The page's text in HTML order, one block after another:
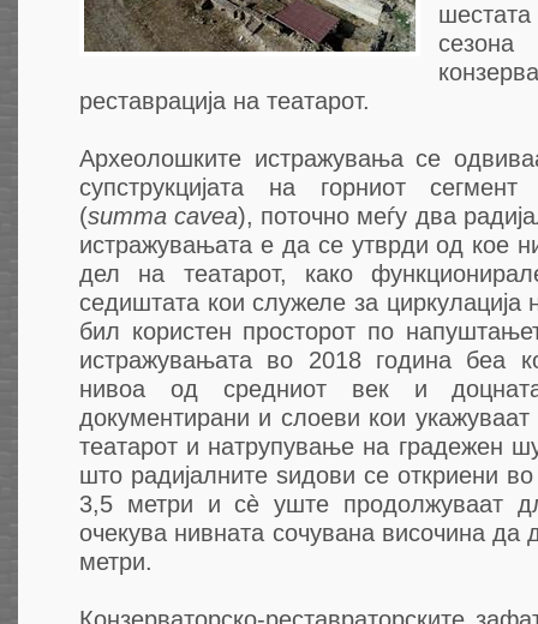
реставрација на театарот.
Археолошките истражувања се
супструкцијата на горниот
(summa cavea), поточно меѓу два
истражувањата е да се утврди од кое
дел на театарот, како
седиштата кои служеле за циркулација
бил користен просторот по
истражувањата во 2018 година беа
нивоа од средниот век и
документирани и слоеви кои
театарот и натрупување на градежен
што радијалните ѕидови се откриени
3,5 метри и сè уште продолжуваат
очекува нивната сочувана височина да
метри.